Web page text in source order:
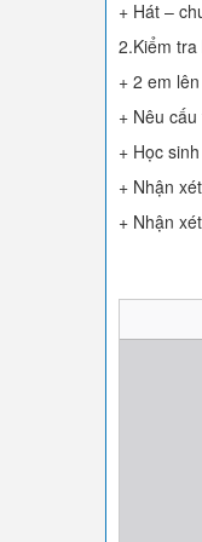
+ Hát –
2.Kiểm tra
+ 2 em
+ Nêu
+ Học
+ Nhận
+ Nhận